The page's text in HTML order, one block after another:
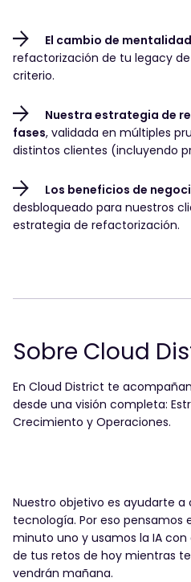
El cambio de
refactorización de tu legacy
criterio.
Nuestra estrategia de
fases, validada en múltiples
distintos clientes (incluyendo
Los beneficios de
desbloqueado para nuestros
estrategia de refactorización.
Sobre Cloud
En Cloud District te
desde una visión completa:
Crecimiento y Operaciones.
Nuestro objetivo es ayudarte
tecnología. Por eso pensamos
minuto uno y usamos la IA
de tus retos de hoy mientras
vendrán mañana.
📩
Acepto la política de
También acepto recibir
Cloud District (pocas y
Puedes darte de baja de nuestras
momento. Para saber cómo